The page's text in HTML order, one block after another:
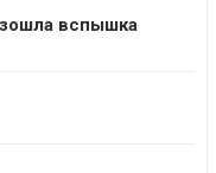
вспышка